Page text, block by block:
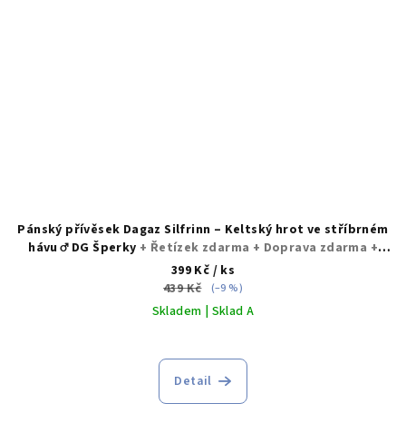
Pánský přívěsek Dagaz Silfrinn – Keltský hrot ve stříbrném
hávu ♂️ DG Šperky + Řetízek zdarma + Doprava zdarma +
Dárkové balení zdarma
399 Kč / ks
439 Kč
(–9 %)
Skladem | Sklad A
Detail